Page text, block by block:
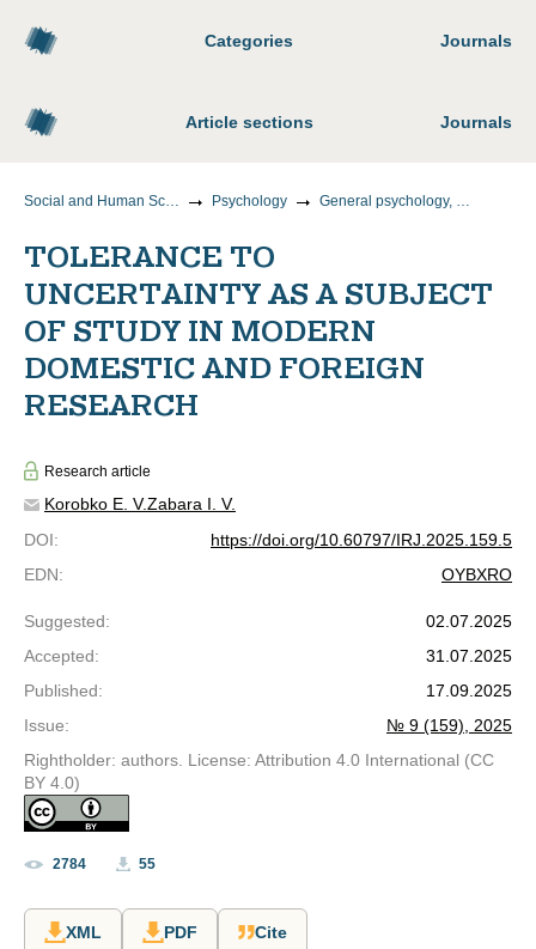
Categories Journals
Article sections Journals
Social and Human Sciences Psychology General psychology, personality psychology and history of psychology
TOLERANCE TO
UNCERTAINTY AS A SUBJECT
OF STUDY IN MODERN
DOMESTIC AND FOREIGN
RESEARCH
Research article
Korobko E. V.Zabara I. V.
DOI:
https://doi.org/10.60797/IRJ.2025.159.5
EDN: OYBXRO
Suggested:
02.07.2025
Accepted:
31.07.2025
Published:
17.09.2025
Issue:
№ 9 (159), 2025
Rightholder: authors. License: Attribution 4.0 International (CC
BY 4.0)
2784 55
XML PDF Cite